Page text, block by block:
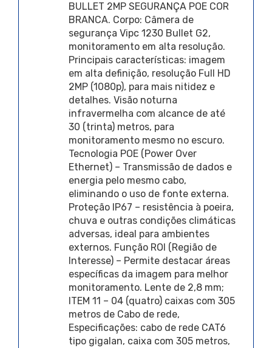
BULLET 2MP SEGURANÇA POE COR
BRANCA. Corpo: Câmera de
segurança Vipc 1230 Bullet G2,
monitoramento em alta resolução.
Principais características: imagem
em alta definição, resolução Full HD
2MP (1080p), para mais nitidez e
detalhes. Visão noturna
infravermelha com alcance de até
30 (trinta) metros, para
monitoramento mesmo no escuro.
Tecnologia POE (Power Over
Ethernet) – Transmissão de dados e
energia pelo mesmo cabo,
eliminando o uso de fonte externa.
Proteção IP67 – resistência à poeira,
chuva e outras condições climáticas
adversas, ideal para ambientes
externos. Função ROI (Região de
Interesse) – Permite destacar áreas
específicas da imagem para melhor
monitoramento. Lente de 2,8 mm;
ITEM 11 – 04 (quatro) caixas com 305
metros de Cabo de rede,
Especificações: cabo de rede CAT6
tipo gigalan, caixa com 305 metros,